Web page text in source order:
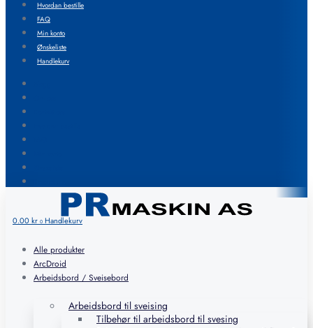
Hvordan bestille
FAQ
Min konto
Ønskeliste
Handlekurv
0.00kr 0 Handlekurv
Alle produkter
ArcDroid
Arbeidsbord / Sveisebord
Arbeidsbord til sveising
Tilbehør til arbeidsbord til svesing